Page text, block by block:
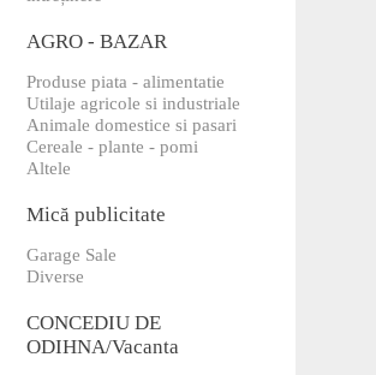
AGRO - BAZAR
Produse piata - alimentatie
Utilaje agricole si industriale
Animale domestice si pasari
Cereale - plante - pomi
Altele
Mică publicitate
Garage Sale
Diverse
CONCEDIU DE
ODIHNA/Vacanta